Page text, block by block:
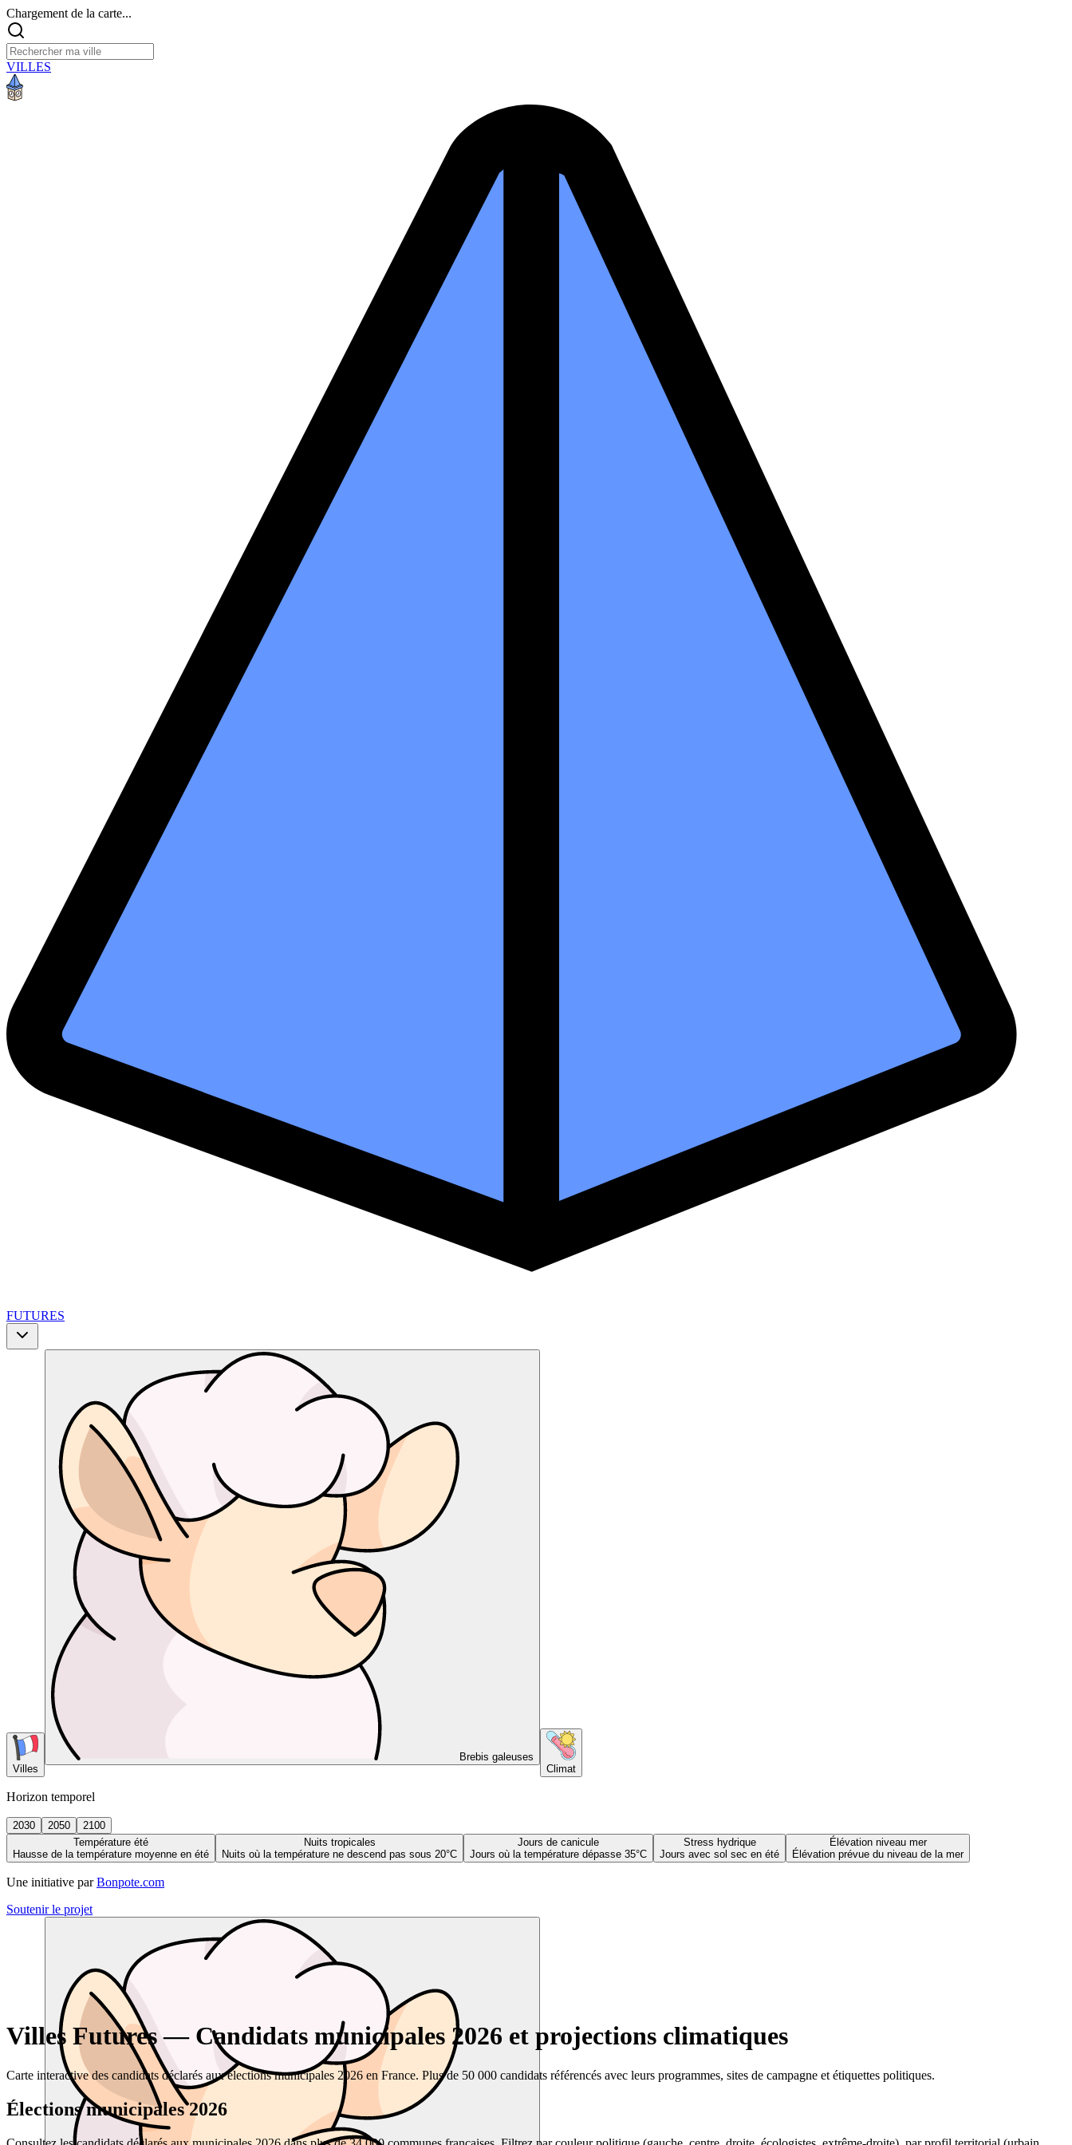
Chargement de la carte...
VILLES
FUTURES
Villes
Brebis galeuses
Climat
Horizon temporel
2030 2050
2100
Température été
Hausse de la température moyenne en été
Nuits tropicales
Nuits où la température ne descend pas sous 20°C
Jours de canicule
Jours où la température dépasse 35°C
Stress hydrique
Jours avec sol sec en été
Élévation niveau mer
Élévation prévue du niveau de la mer
Une initiative par Bonpote.com
Soutenir le projet
Villes Futures — Candidats municipales 2026 et projections climatiques
Carte interactive des candidats déclarés aux élections municipales 2026 en France. Plus de 50 000 candidats référencés avec leurs programmes, sites de campagne et étiquettes politiques.
Élections municipales 2026